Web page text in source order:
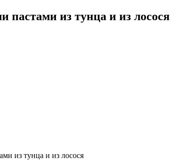
пастами из тунца и из лосося
из тунца и из лосося